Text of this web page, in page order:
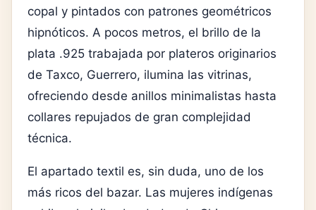
copal y pintados con patrones geométricos
hipnóticos. A pocos metros, el brillo de la
plata .925 trabajada por plateros originarios
de Taxco, Guerrero, ilumina las vitrinas,
ofreciendo desde anillos minimalistas hasta
collares repujados de gran complejidad
técnica.
El apartado textil es, sin duda, uno de los
más ricos del bazar. Las mujeres indígenas